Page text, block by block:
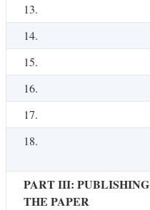
13.
14.
15.
16.
17.
18.
PART III: PUBLISHING
THE PAPER